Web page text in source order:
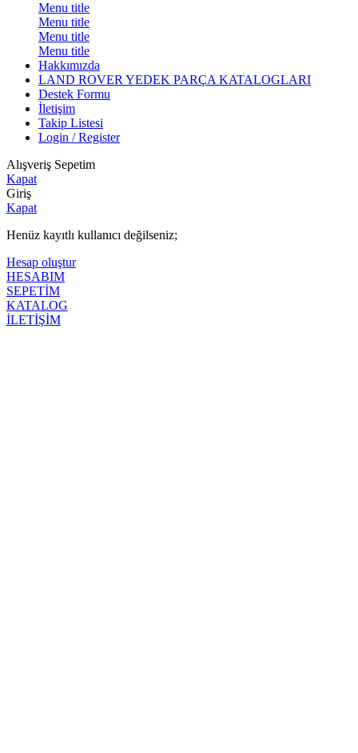
Menu title
Menu title
Menu title
Menu title
Hakkımızda
LAND ROVER YEDEK PARÇA KATALOGLARI
Destek Formu
İletişim
Takip Listesi
Login / Register
Alışveriş Sepetim
Kapat
Giriş
Kapat
Henüz kayıtlı kullanıcı değilseniz;
Hesap oluştur
HESABIM
SEPETİM
KATALOG
İLETİŞİM